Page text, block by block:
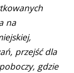
na
przejść dla
gdzie